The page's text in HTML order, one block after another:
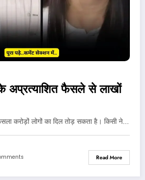
अप्रत्याशित फैसले से लाखों
करोड़ों लोगों का दिल तोड़ सकता है। किसी ने…
Read More